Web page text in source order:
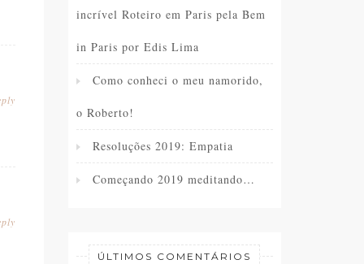
incrível Roteiro em Paris pela Bem
in Paris por Edis Lima
Como conheci o meu namorido,
o Roberto!
Resoluções 2019: Empatia
Começando 2019 meditando…
ÚLTIMOS COMENTÁRIOS